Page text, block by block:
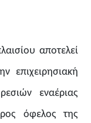
αποτελεί
επιχειρησιακή
εναέριας
όφελος της